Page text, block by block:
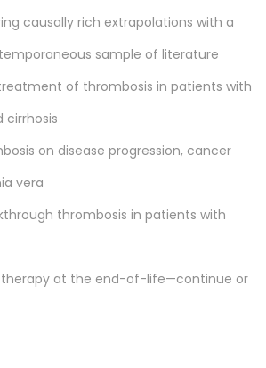
causally rich extrapolations with a
sample of literature
of thrombosis in patients with
cirrhosis
on disease progression, cancer
vera
thrombosis in patients with
at the end-of-life—continue or